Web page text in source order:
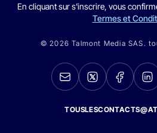
En cliquant sur s'inscrire, vous
Termes et
© 2026 Talmont Media SAS.